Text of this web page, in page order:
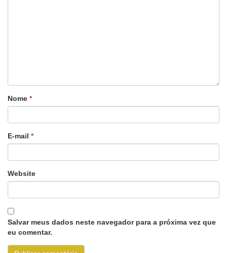
Nome *
E-mail *
Website
Salvar meus dados neste navegador para a próxima vez que
eu comentar.